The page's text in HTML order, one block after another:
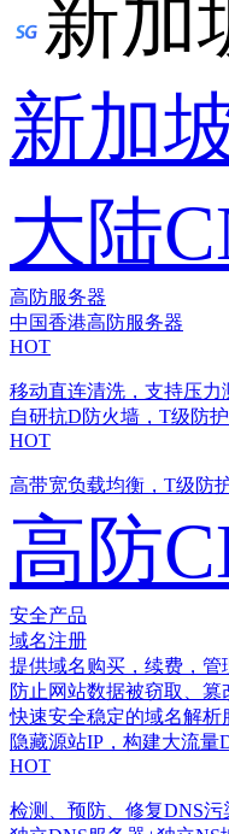
新加
新加
大陆
高防服务器
中国香港高防服务器
HOT
移动直连清洗，支持压力
自研抗D防火墙，T级防护
HOT
高带宽负载均衡，T级防
高防
安全产品
域名注册
提供域名购买，续费，管
防止网站数据被窃取、篡
快速安全稳定的域名解析
隐藏源站IP，构建大流量
HOT
检测、预防、修复DNS污